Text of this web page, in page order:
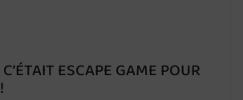
ESCAPE GAME POUR